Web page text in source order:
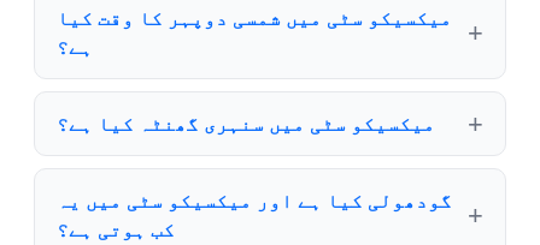
میکسیکو سٹی میں شمسی دوپہر کا وقت کیا
ہے؟
میکسیکو سٹی میں سنہری گھنٹہ کیا ہے؟
گودھولی کیا ہے اور میکسیکو سٹی میں یہ
کب ہوتی ہے؟